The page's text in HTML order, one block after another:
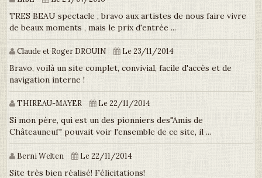
TRES BEAU spectacle , bravo aux artistes de nous faire vivre
de beaux moments , mais le prix d'entrée ...
Claude et Roger DROUIN Le 23/11/2014
Bravo, voilà un site complet, convivial, facile d'accès et de
navigation interne !
THIREAU-MAYER Le 22/11/2014
Si mon père, qui est un des pionniers des"Amis de
Châteauneuf" pouvait voir l'ensemble de ce site, il ...
Berni Welten Le 22/11/2014
Site très bien réalisé! Félicitations!